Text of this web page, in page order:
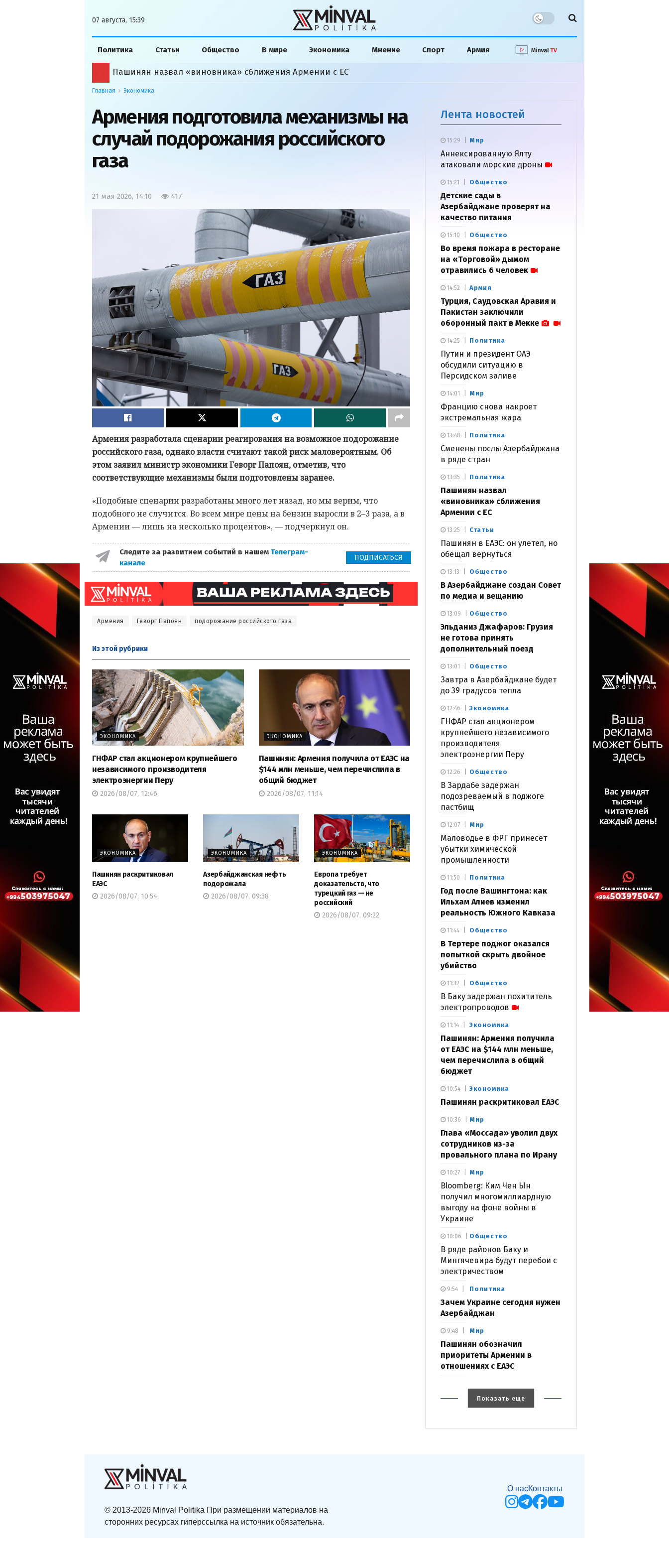
07 августа, 15:39
Политика Статьи Общество В мире Экономика Мнение Спорт Армия
Пашинян назвал «виновника» сближения Армении с ЕС
Главная Экономика
Армения подготовила механизмы на
случай подорожания российского
газа
21 мая 2026, 14:10 417
Армения разработала сценарии реагирования на возможное подорожание
российского газа, однако власти считают такой риск маловероятным. Об
этом заявил министр экономики Геворг Папоян, отметив, что
соответствующие механизмы были подготовлены заранее.
«Подобные сценарии разработаны много лет назад, но мы верим, что
подобного не случится. Во всем мире цены на бензин выросли в 2–3 раза, а в
Армении — лишь на несколько процентов», — подчеркнул он.
Следите за развитием событий в нашем Телеграм-
канале
ПОДПИСАТЬСЯ
Армения Геворг Папоян подорожание российского газа
Из этой рубрики
ЭКОНОМИКА
ГНФАР стал акционером крупнейшего
независимого производителя
электроэнергии Перу
2026/08/07, 12:46
ЭКОНОМИКА
Пашинян: Армения получила от ЕАЭС на
$144 млн меньше, чем перечислила в
общий бюджет
2026/08/07, 11:14
ЭКОНОМИКА
Пашинян раскритиковал
ЕАЭС
2026/08/07, 10:54
ЭКОНОМИКА
Азербайджанская нефть
подорожала
2026/08/07, 09:38
ЭКОНОМИКА
Европа требует
доказательств, что
турецкий газ — не
российский
2026/08/07, 09:22
Лента новостей
Мир
Аннексированную Ялту
атаковали морские дроны
15:29
Общество
Детские сады в
Азербайджане проверят на
качество питания
15:21
Общество
Во время пожара в ресторане
на «Торговой» дымом
отравились 6 человек
15:10
Армия
Турция, Саудовская Аравия и
Пакистан заключили
оборонный пакт в Мекке
14:52
Политика
Путин и президент ОАЭ
обсудили ситуацию в
Персидском заливе
14:25
Мир
Францию снова накроет
экстремальная жара
14:01
Политика
Сменены послы Азербайджана
в ряде стран
13:48
Политика
Пашинян назвал
«виновника» сближения
Армении с ЕС
13:35
Статьи
Пашинян в ЕАЭС: он улетел, но
обещал вернуться
13:25
Общество
В Азербайджане создан Совет
по медиа и вещанию
13:13
Общество
Эльданиз Джафаров: Грузия
не готова принять
дополнительный поезд
13:09
Общество
Завтра в Азербайджане будет
до 39 градусов тепла
13:01
Экономика
ГНФАР стал акционером
крупнейшего независимого
производителя
электроэнергии Перу
12:46
Общество
В Зардабе задержан
подозреваемый в поджоге
пастбищ
12:26
Мир
Маловодье в ФРГ принесет
убытки химической
промышленности
12:07
Политика
Год после Вашингтона: как
Ильхам Алиев изменил
реальность Южного Кавказа
11:50
Общество
В Тертере поджог оказался
попыткой скрыть двойное
убийство
11:44
Общество
В Баку задержан похититель
электропроводов
11:32
Экономика
Пашинян: Армения получила
от ЕАЭС на $144 млн меньше,
чем перечислила в общий
бюджет
11:14
Экономика
Пашинян раскритиковал ЕАЭС
10:54
Мир
Глава «Моссада» уволил двух
сотрудников из-за
провального плана по Ирану
10:36
Мир
Bloomberg: Ким Чен Ын
получил многомиллиардную
выгоду на фоне войны в
Украине
10:27
Общество
В ряде районов Баку и
Мингячевира будут перебои с
электричеством
10:06
Политика
Зачем Украине сегодня нужен
Азербайджан
9:54
Мир
Пашинян обозначил
приоритеты Армении в
отношениях с ЕАЭС
9:48
Показать еще
© 2013-2026 Minval Politika При размещении материалов на
сторонних ресурсах гиперссылка на источник обязательна.
О насКонтакты